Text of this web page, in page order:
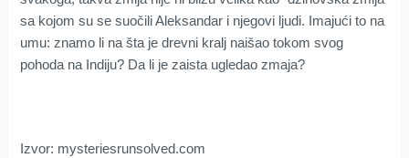
sa kojom su se suočili Aleksandar i njegovi ljudi. Imajući to na
umu: znamo li na šta je drevni kralj naišao tokom svog
pohoda na Indiju? Da li je zaista ugledao zmaja?
Izvor: mysteriesrunsolved.com